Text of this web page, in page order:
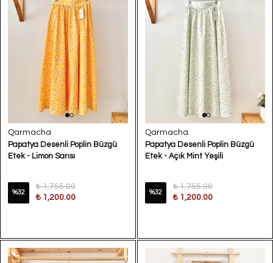
Qarmacha
Papatya Desenli Poplin Büzgü
Etek - Limon Sarısı
%32
₺ 1,755.00
₺ 1,200.00
Qarmacha
Papatya Desenli Poplin Büzgü
Etek - Açık Mint Yeşili
%32
₺ 1,755.00
₺ 1,200.00